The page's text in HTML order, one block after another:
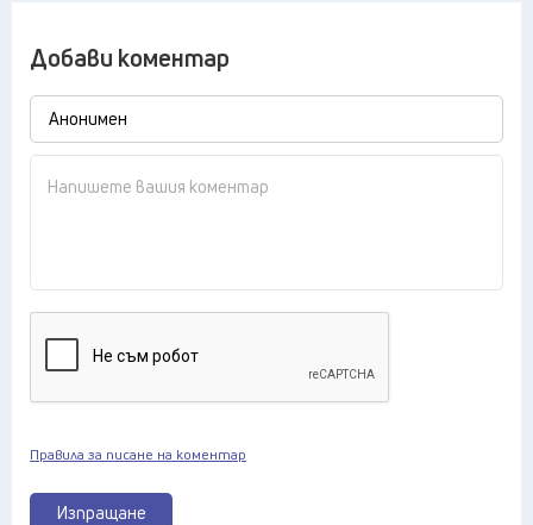
Добави коментар
Изпращане
Правила за писане на коментар